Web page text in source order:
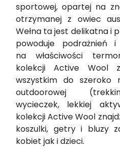
sportowej, opartej na
otrzymanej z owiec
Wełna ta jest delikatna i
powoduje podrażnień
na właściwości
kolekcji Active Wool
wszystkim do szeroko
outdoorowej
wycieczek, lekkiej
kolekcji Active Wool
koszulki, getry i bluzy
kobiet jak i dzieci.